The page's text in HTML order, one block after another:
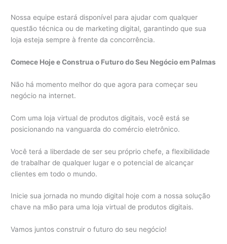
Nossa equipe estará disponível para ajudar com qualquer
questão técnica ou de marketing digital, garantindo que sua
loja esteja sempre à frente da concorrência.
Comece Hoje e Construa o Futuro do Seu Negócio em Palmas
Não há momento melhor do que agora para começar seu
negócio na internet.
Com uma loja virtual de produtos digitais, você está se
posicionando na vanguarda do comércio eletrônico.
Você terá a liberdade de ser seu próprio chefe, a flexibilidade
de trabalhar de qualquer lugar e o potencial de alcançar
clientes em todo o mundo.
Inicie sua jornada no mundo digital hoje com a nossa solução
chave na mão para uma loja virtual de produtos digitais.
Vamos juntos construir o futuro do seu negócio!